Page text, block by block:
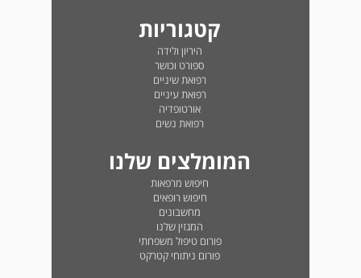
קטגוריות
היריון ולידה
ספורט וכושר
רפואת שיניים
רפואת עיניים
אורטופדיה
רפואת נשים
המומלצים שלנו
חיפוש מרפאות
חיפוש רופאים
מחשבונים
המגזין שלנו
פורום טיפול משפחתי
פורום ניתוחי קטרקט